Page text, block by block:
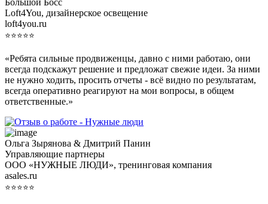
Loft4You, дизайнерское освещение
loft4you.ru
⭐⭐⭐⭐⭐
«Ребята сильные продвиженцы, давно с ними работаю, они
всегда подскажут решение и предложат свежие идеи. За ними
не нужно ходить, просить отчеты - всё видно по результатам,
всегда оперативно реагируют на мои вопросы, в общем
ответственные.»
Ольга Зырянова & Дмитрий Панин
Управляющие партнеры
ООО «НУЖНЫЕ ЛЮДИ», тренинговая компания
asales.ru
⭐⭐⭐⭐⭐